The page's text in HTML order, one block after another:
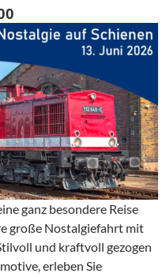
ganz besondere Reise
große Nostalgiefahrt mit
und kraftvoll gezogen
erleben Sie